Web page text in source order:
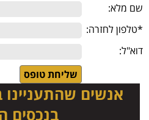
שם מלא:
*טלפון לחזרה:
דוא"ל:
אנשים שהתעניינו
בנכסים